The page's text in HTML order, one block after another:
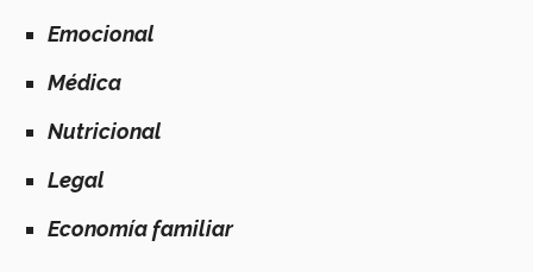
Emocional
Médica
Nutricional
Legal
Economía familiar